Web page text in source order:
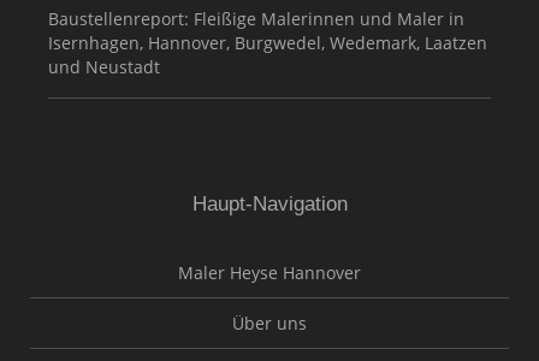
Baustellenreport: Fleißige Malerinnen und Maler in
Isernhagen, Hannover, Burgwedel, Wedemark, Laatzen
und Neustadt
Haupt-Navigation
Maler Heyse Hannover
Über uns